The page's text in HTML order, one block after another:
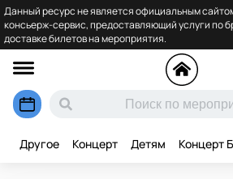
Данный ресурс не является официальным
консьерж-сервис, предоставляющий услуги по
доставке билетов на мероприятия.
Другое Концерт Детям Концерт